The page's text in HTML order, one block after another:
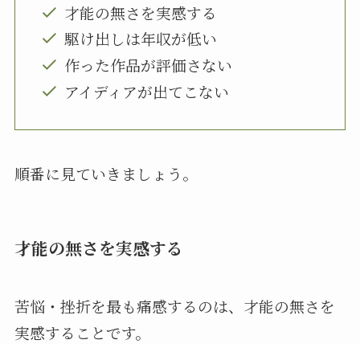
才能の無さを実感する
駆け出しは年収が低い
作った作品が評価さない
アイディアが出てこない
順番に見ていきましょう。
才能の無さを実感する
苦悩・挫折を最も痛感するのは、才能の無さを
実感することです。